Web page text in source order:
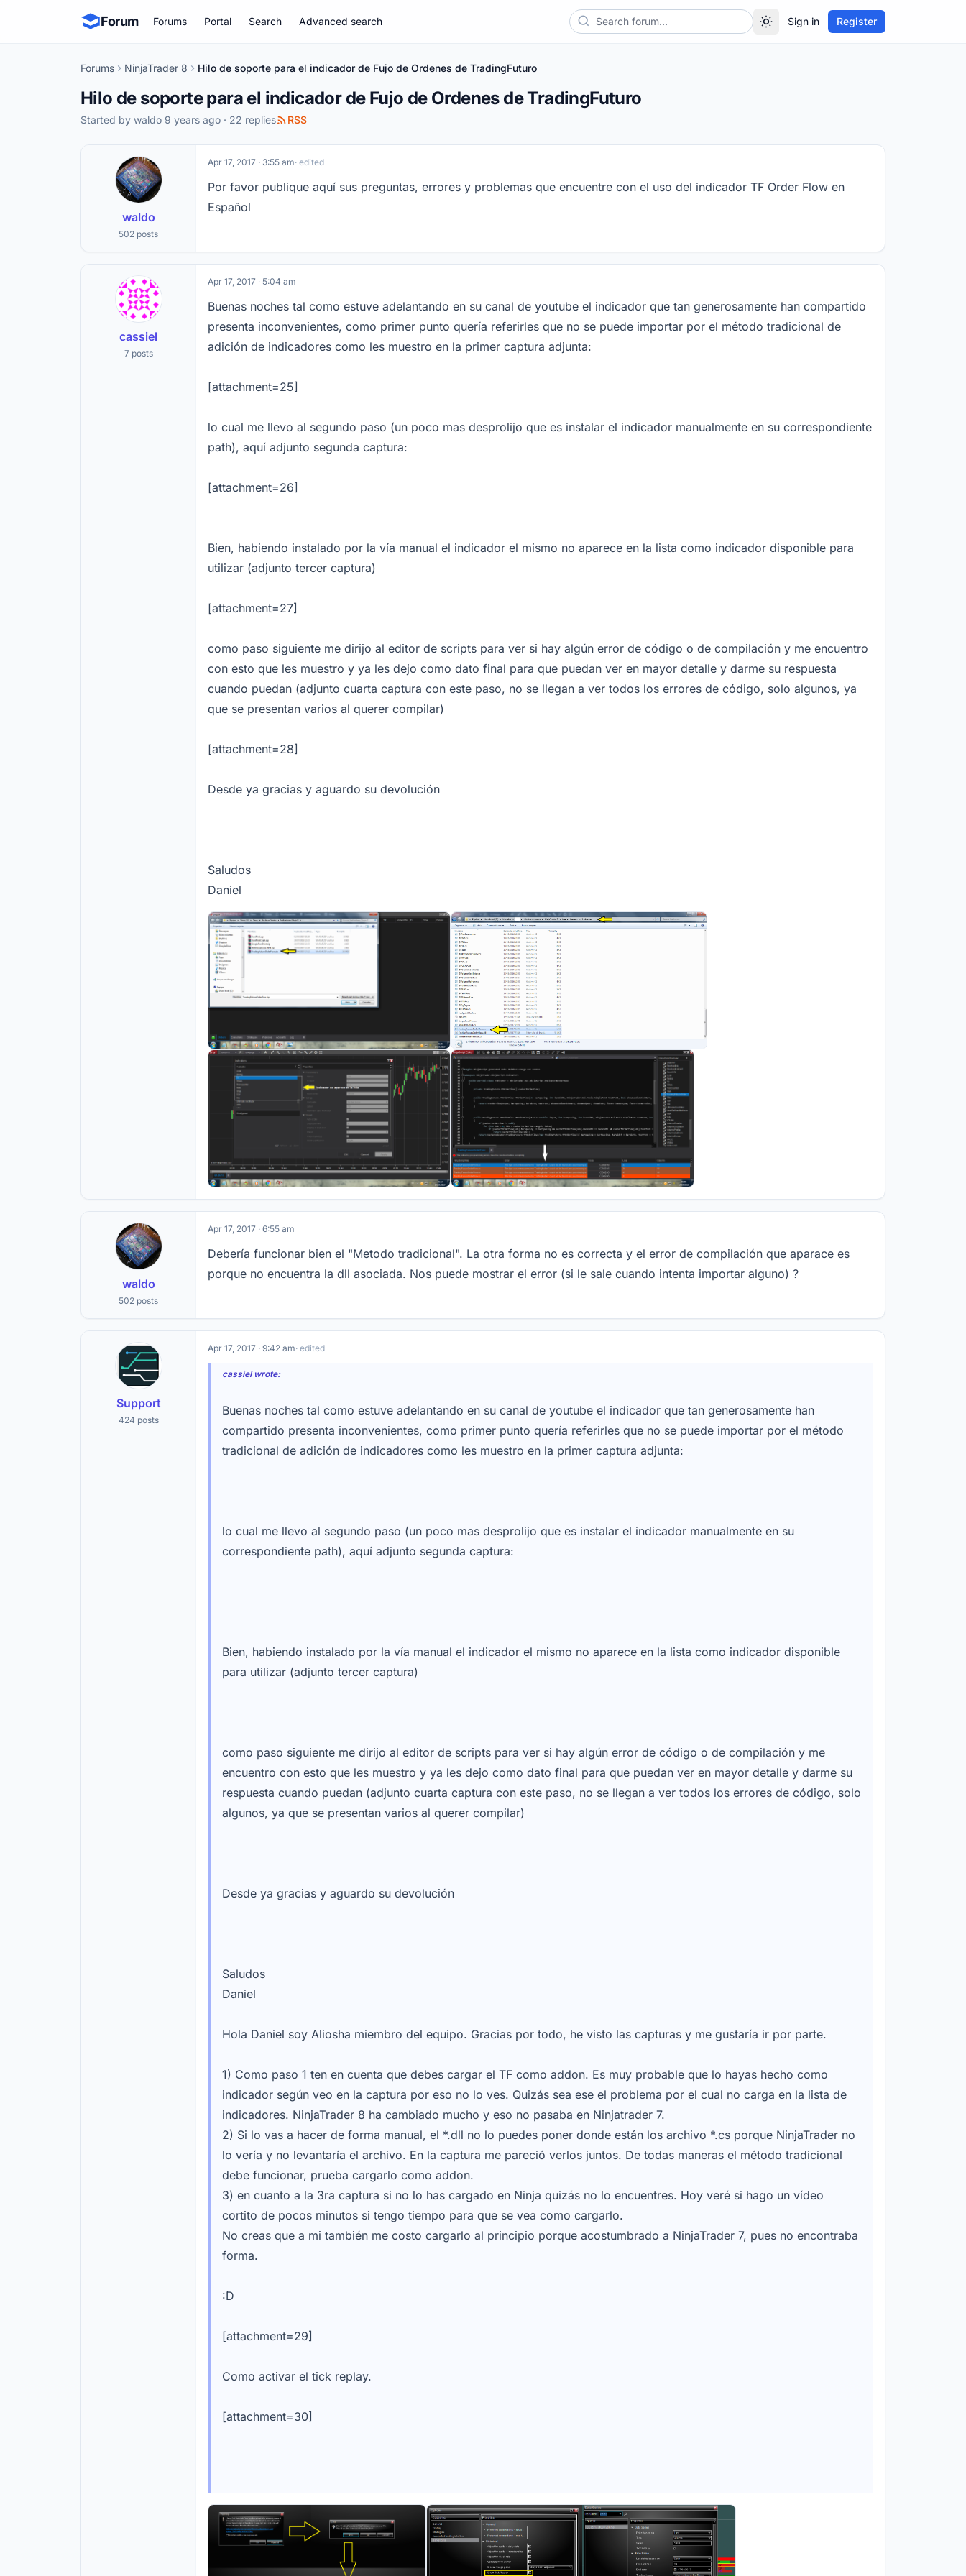
Forum Forums Portal Search Advanced search Search Sign in Register
Forums NinjaTrader 8 Hilo de soporte para el indicador de Fujo de Ordenes de TradingFuturo
Hilo de soporte para el indicador de Fujo de Ordenes de TradingFuturo
Started by waldo 9 years ago · 22 replies RSS
waldo
502 posts
Apr 17, 2017 · 3:55 am· edited
Por favor publique aquí sus preguntas, errores y problemas que encuentre con el uso del indicador TF Order Flow en
Español
cassiel
7 posts
Apr 17, 2017 · 5:04 am
Buenas noches tal como estuve adelantando en su canal de youtube el indicador que tan generosamente han compartido
presenta inconvenientes, como primer punto quería referirles que no se puede importar por el método tradicional de
adición de indicadores como les muestro en la primer captura adjunta:
[attachment=25]
lo cual me llevo al segundo paso (un poco mas desprolijo que es instalar el indicador manualmente en su correspondiente
path), aquí adjunto segunda captura:
[attachment=26]
Bien, habiendo instalado por la vía manual el indicador el mismo no aparece en la lista como indicador disponible para
utilizar (adjunto tercer captura)
[attachment=27]
como paso siguiente me dirijo al editor de scripts para ver si hay algún error de código o de compilación y me encuentro
con esto que les muestro y ya les dejo como dato final para que puedan ver en mayor detalle y darme su respuesta
cuando puedan (adjunto cuarta captura con este paso, no se llegan a ver todos los errores de código, solo algunos, ya
que se presentan varios al querer compilar)
[attachment=28]
Desde ya gracias y aguardo su devolución
Saludos
Daniel
waldo
502 posts
Apr 17, 2017 · 6:55 am
Debería funcionar bien el "Metodo tradicional". La otra forma no es correcta y el error de compilación que aparace es
porque no encuentra la dll asociada. Nos puede mostrar el error (si le sale cuando intenta importar alguno) ?
Support
424 posts
Apr 17, 2017 · 9:42 am· edited
cassiel wrote:
Buenas noches tal como estuve adelantando en su canal de youtube el indicador que tan generosamente han
compartido presenta inconvenientes, como primer punto quería referirles que no se puede importar por el método
tradicional de adición de indicadores como les muestro en la primer captura adjunta:
lo cual me llevo al segundo paso (un poco mas desprolijo que es instalar el indicador manualmente en su
correspondiente path), aquí adjunto segunda captura:
Bien, habiendo instalado por la vía manual el indicador el mismo no aparece en la lista como indicador disponible
para utilizar (adjunto tercer captura)
como paso siguiente me dirijo al editor de scripts para ver si hay algún error de código o de compilación y me
encuentro con esto que les muestro y ya les dejo como dato final para que puedan ver en mayor detalle y darme su
respuesta cuando puedan (adjunto cuarta captura con este paso, no se llegan a ver todos los errores de código, solo
algunos, ya que se presentan varios al querer compilar)
Desde ya gracias y aguardo su devolución
Saludos
Daniel
Hola Daniel soy Aliosha miembro del equipo. Gracias por todo, he visto las capturas y me gustaría ir por parte.
1) Como paso 1 ten en cuenta que debes cargar el TF como addon. Es muy probable que lo hayas hecho como
indicador según veo en la captura por eso no lo ves. Quizás sea ese el problema por el cual no carga en la lista de
indicadores. NinjaTrader 8 ha cambiado mucho y eso no pasaba en Ninjatrader 7.
2) Si lo vas a hacer de forma manual, el *.dll no lo puedes poner donde están los archivo *.cs porque NinjaTrader no
lo vería y no levantaría el archivo. En la captura me pareció verlos juntos. De todas maneras el método tradicional
debe funcionar, prueba cargarlo como addon.
3) en cuanto a la 3ra captura si no lo has cargado en Ninja quizás no lo encuentres. Hoy veré si hago un vídeo
cortito de pocos minutos si tengo tiempo para que se vea como cargarlo.
No creas que a mi también me costo cargarlo al principio porque acostumbrado a NinjaTrader 7, pues no encontraba
forma.
:D
[attachment=29]
Como activar el tick replay.
[attachment=30]